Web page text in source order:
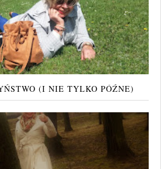
(I NIE TYLKO PÓŹNE)